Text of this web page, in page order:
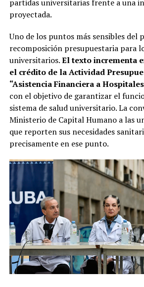
partidas universitarias frente a una
proyectada.
Uno de los puntos más sensibles del
recomposición presupuestaria para
universitarios.El texto incrementa
el crédito de la Actividad
“Asistencia Financiera a
con el objetivo de garantizar el
sistema de salud universitario. La
Ministerio de Capital Humano a las
que reporten sus necesidades
precisamente en ese punto.